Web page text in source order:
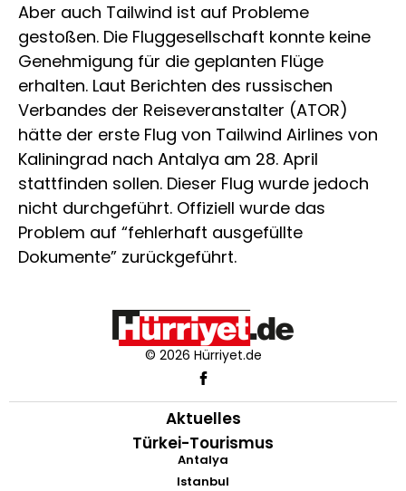
Aber auch Tailwind ist auf Probleme
gestoßen. Die Fluggesellschaft konnte keine
Genehmigung für die geplanten Flüge
erhalten. Laut Berichten des russischen
Verbandes der Reiseveranstalter (ATOR)
hätte der erste Flug von Tailwind Airlines von
Kaliningrad nach Antalya am 28. April
stattfinden sollen. Dieser Flug wurde jedoch
nicht durchgeführt. Offiziell wurde das
Problem auf “fehlerhaft ausgefüllte
Dokumente” zurückgeführt.
© 2026 Hürriyet.de
Aktuelles
Türkei-Tourismus
Antalya
Istanbul